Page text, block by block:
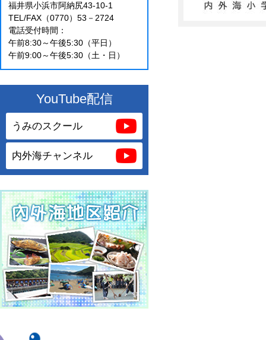
福井県小浜市阿納尻43-10-1
TEL/FAX（0770）53－2724
電話受付時間：
午前8:30～午後5:30（平日）
午前9:00～午後5:30（土・日）
YouTube配信
うみのスクール
内外海チャンネル